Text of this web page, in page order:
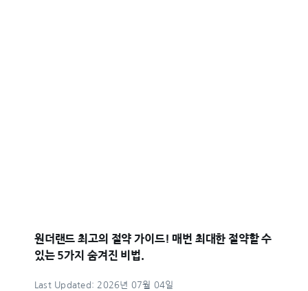
원더랜드 최고의 절약 가이드! 매번 최대한 절약할 수
있는 5가지 숨겨진 비법.
Last Updated: 2026년 07월 04일